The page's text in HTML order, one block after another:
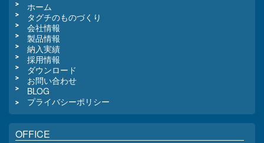
ホーム
タグチのものづくり
会社情報
製品情報
納入実績
採用情報
ダウンロード
お問い合わせ
BLOG
プライバシーポリシー
OFFICE